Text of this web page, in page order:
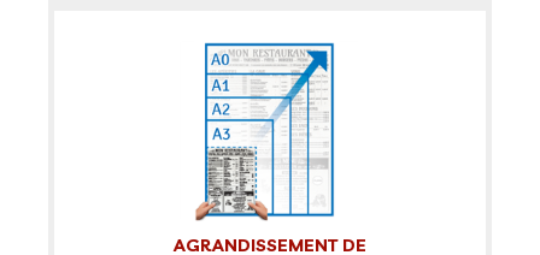
AGRANDISSEMENT DE